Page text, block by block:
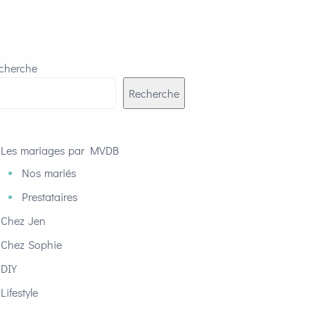
Recherche
Les mariages par MVDB
Nos mariés
Prestataires
Chez Jen
Chez Sophie
DIY
Lifestyle